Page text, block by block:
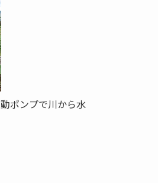
ポンプで川から水